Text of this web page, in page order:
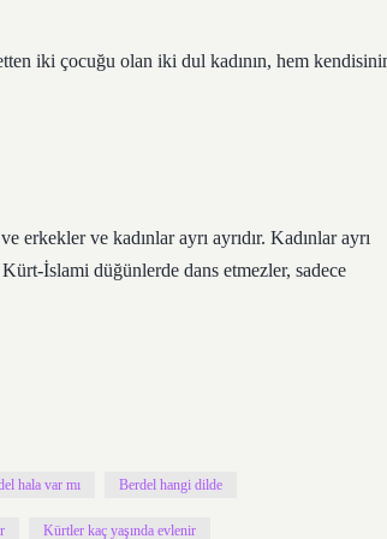
iki çocuğu olan iki dul kadının, hem
erkekler ve kadınlar ayrı ayrıdır. Kadınlar ayrı
İslami düğünlerde dans etmezler, sadece
hala var mı Berdel hangi dilde
Kürtler kaç yaşında evlenir